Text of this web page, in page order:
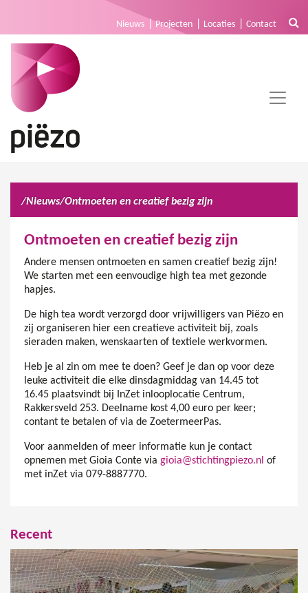
Nieuws Projecten Locaties Contact
/Nieuws/Ontmoeten en creatief bezig zijn
Ontmoeten en creatief bezig zijn
Andere mensen ontmoeten en samen creatief bezig zijn!
We starten met een eenvoudige high tea met gezonde
hapjes.
De high tea wordt verzorgd door vrijwilligers van Piëzo en
zij organiseren hier een creatieve activiteit bij, zoals
sieraden maken, wenskaarten of textiele werkvormen.
Heb je al zin om mee te doen? Geef je dan op voor deze
leuke activiteit die elke dinsdagmiddag van 14.45 tot
16.45 plaatsvindt bij InZet inlooplocatie Centrum,
Rakkersveld 253. Deelname kost 4,00 euro per keer;
contant te betalen of via de ZoetermeerPas.
Voor aanmelden of meer informatie kun je contact
opnemen met Gioia Conte via gioia@stichtingpiezo.nl of
met inZet via 079-8887770.
Recent